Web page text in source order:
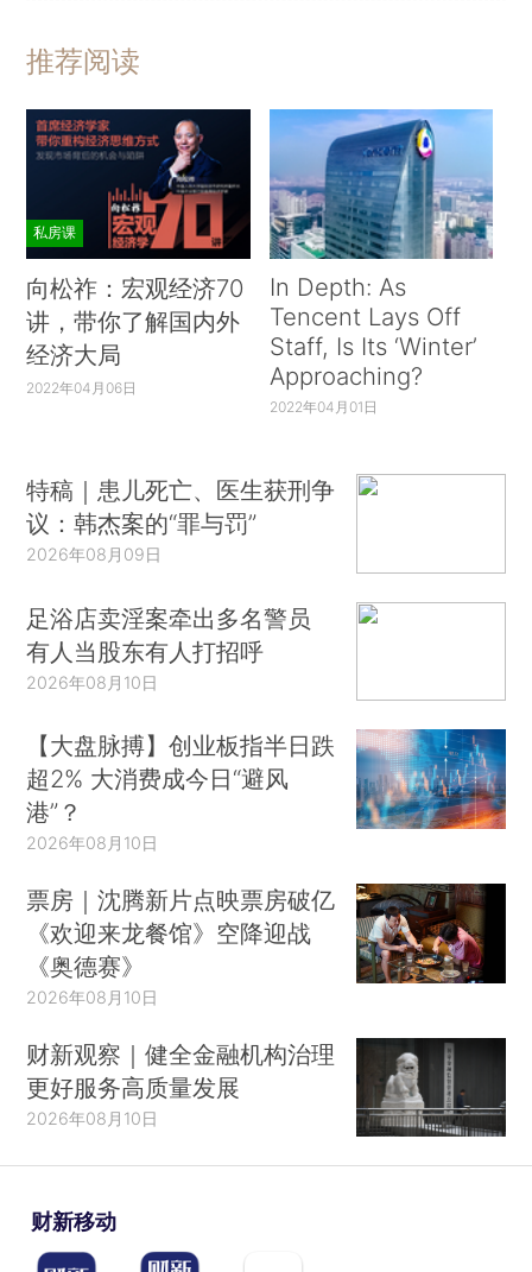
推荐阅读
私房课
向松祚：宏观经济70
讲，带你了解国内外
经济大局
2022年04月06日
In Depth: As
Tencent Lays Off
Staff, Is Its ‘Winter’
Approaching?
2022年04月01日
特稿｜患儿死亡、医生获刑争
议：韩杰案的“罪与罚”
2026年08月09日
足浴店卖淫案牵出多名警员
有人当股东有人打招呼
2026年08月10日
【大盘脉搏】创业板指半日跌
超2% 大消费成今日“避风
港”？
2026年08月10日
票房｜沈腾新片点映票房破亿
《欢迎来龙餐馆》空降迎战
《奥德赛》
2026年08月10日
财新观察｜健全金融机构治理
更好服务高质量发展
2026年08月10日
财新移动